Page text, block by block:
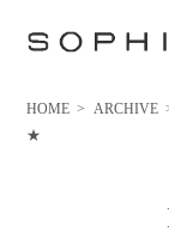
HOME > ARCHIVE
★